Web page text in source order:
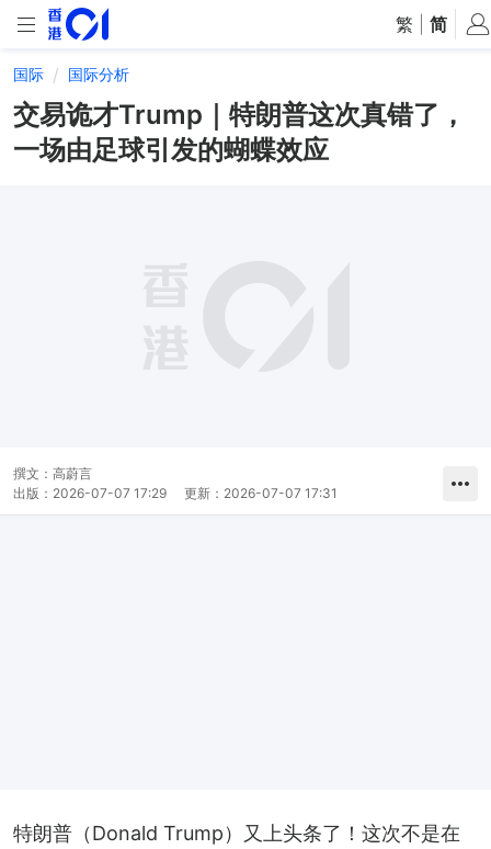
繁 简
国际 国际分析
交易诡才Trump｜特朗普这次真错了，
一场由足球引发的蝴蝶效应
撰文： 高蔚言
出版： 2026-07-07 17:29 更新： 2026-07-07 17:31
特朗普（Donald Trump）又上头条了！这次不是在